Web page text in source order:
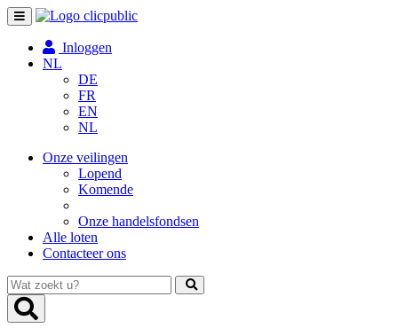
Toggle
navigation
Inloggen
NL
DE
FR
EN
NL
Onze veilingen
Lopend
Komende
Onze handelsfondsen
Alle loten
Contacteer ons
Wat
zoekt
u?